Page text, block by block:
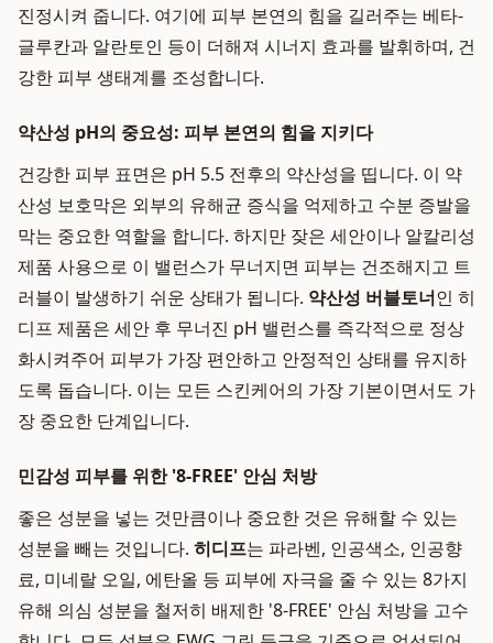
진정시켜 줍니다. 여기에 피부 본연의 힘을 길러주는 베타-
글루칸과 알란토인 등이 더해져 시너지 효과를 발휘하며, 건
강한 피부 생태계를 조성합니다.
약산성 pH의 중요성: 피부 본연의 힘을 지키다
건강한 피부 표면은 pH 5.5 전후의 약산성을 띱니다. 이 약
산성 보호막은 외부의 유해균 증식을 억제하고 수분 증발을
막는 중요한 역할을 합니다. 하지만 잦은 세안이나 알칼리성
제품 사용으로 이 밸런스가 무너지면 피부는 건조해지고 트
러블이 발생하기 쉬운 상태가 됩니다. 약산성 버블토너인 히
디프 제품은 세안 후 무너진 pH 밸런스를 즉각적으로 정상
화시켜주어 피부가 가장 편안하고 안정적인 상태를 유지하
도록 돕습니다. 이는 모든 스킨케어의 가장 기본이면서도 가
장 중요한 단계입니다.
민감성 피부를 위한 '8-FREE' 안심 처방
좋은 성분을 넣는 것만큼이나 중요한 것은 유해할 수 있는
성분을 빼는 것입니다. 히디프는 파라벤, 인공색소, 인공향
료, 미네랄 오일, 에탄올 등 피부에 자극을 줄 수 있는 8가지
유해 의심 성분을 철저히 배제한 '8-FREE' 안심 처방을 고수